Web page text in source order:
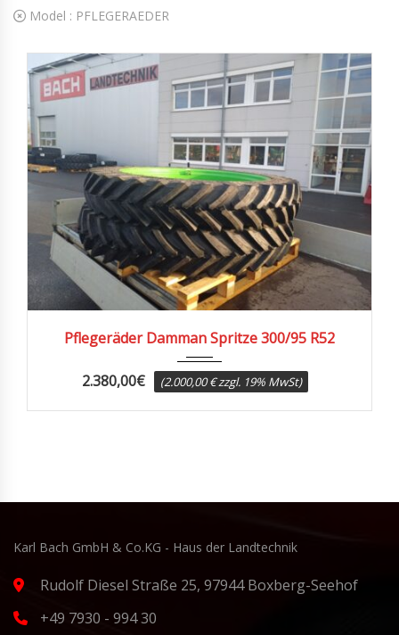
Model : PFLEGERAEDER
Pflegeräder Damman Spritze 300/95 R52
2.380,00€ (2.000,00 € zzgl. 19% MwSt)
Karl Bach GmbH & Co.KG - Haus der Landtechnik
Rudolf Diesel Straße 25, 97944 Boxberg-Seehof
+49 7930 - 994 30